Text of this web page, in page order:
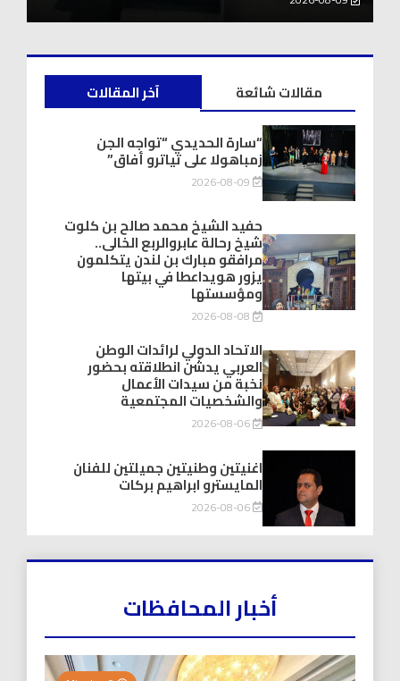
آخر المقالات
مقالات شائعة
“سارة الحديدي “تواجه الجن
زمباهولا على تياترو أفاق”
2026-08-09
حفيد الشيخ محمد صالح بن كلوت
شيخ رحالة عابروالربع الخالى..
مرافقو مبارك بن لندن يتكلمون
يزور هويداعطا في بيتها
ومؤسستها
2026-08-08
الاتحاد الدولي لرائدات الوطن
العربي يدشّن انطلاقته بحضور
نخبة من سيدات الأعمال
والشخصيات المجتمعية
2026-08-06
اغنيتين وطنيتين جميلتين للفنان
المايسترو ابراهيم بركات
2026-08-06
أخبار المحافظات